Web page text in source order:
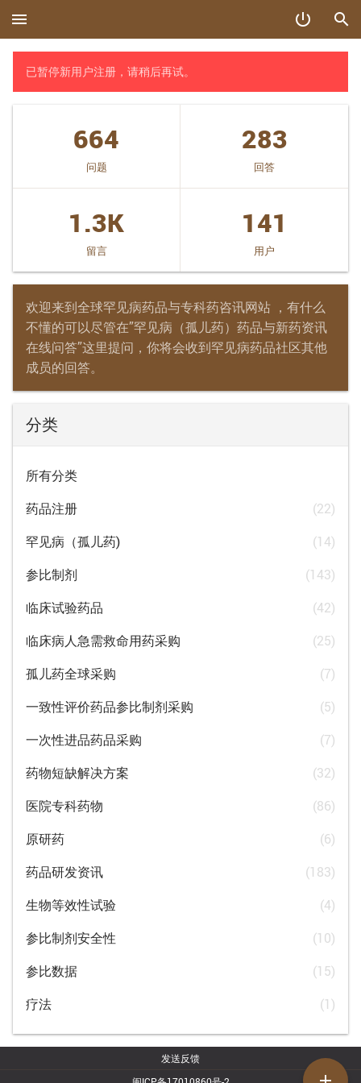
menu power_settings_new search
已暂停新用户注册，请稍后再试。
664
问题
283
回答
1.3K
留言
141
用户
欢迎来到全球罕见病药品与专科药咨讯网站 ，有什么
不懂的可以尽管在”罕见病（孤儿药）药品与新药资讯
在线问答”这里提问，你将会收到罕见病药品社区其他
成员的回答。
分类
所有分类
药品注册
(22)
罕见病（孤儿药)
(14)
参比制剂
(143)
临床试验药品
(42)
临床病人急需救命用药采购
(25)
孤儿药全球采购
(7)
一致性评价药品参比制剂采购
(5)
一次性进品药品采购
(7)
药物短缺解决方案
(32)
医院专科药物
(86)
原研药
(6)
药品研发资讯
(183)
生物等效性试验
(4)
参比制剂安全性
(10)
参比数据
(15)
疗法
(1)
发送反馈